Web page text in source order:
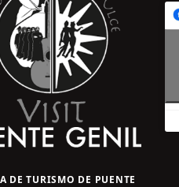
DE TURISMO DE PUENTE